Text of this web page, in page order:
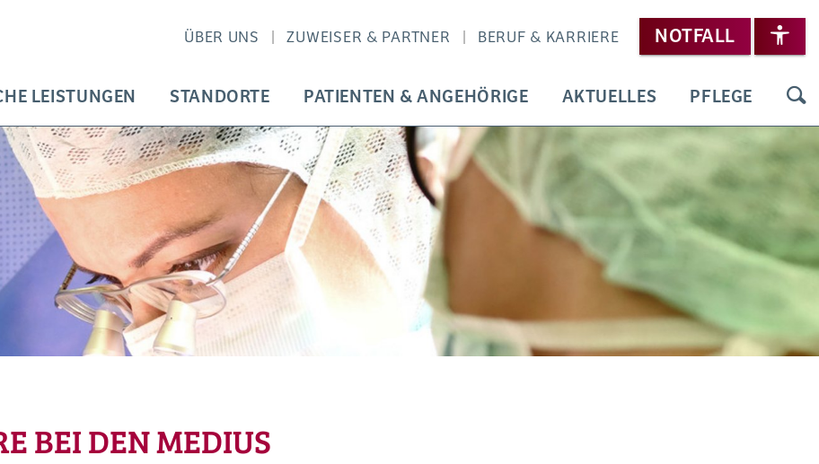
ÜBER UNS ZUWEISER & PARTNER BERUF & KARRIERE NOTFALL
LEISTUNGEN STANDORTE PATIENTEN & ANGEHÖRIGE AKTUELLES PFLEGE
BEI DEN MEDIUS